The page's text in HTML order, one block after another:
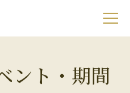
ント・期間